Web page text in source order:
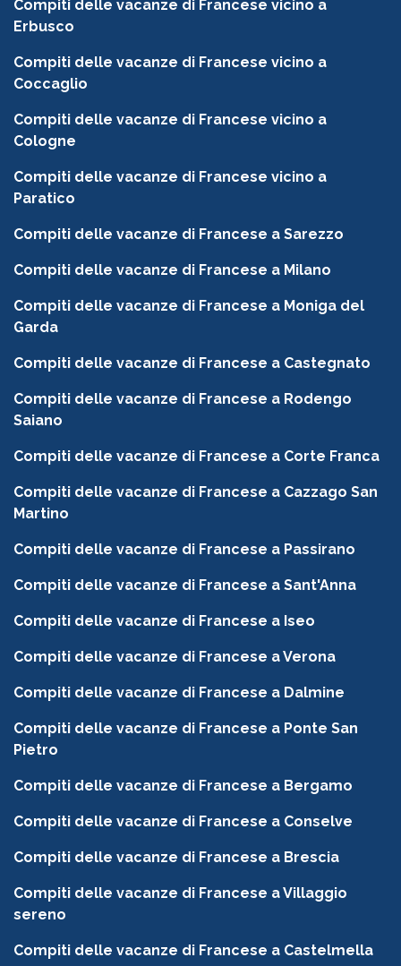
Compiti delle vacanze di Francese vicino a
Erbusco
Compiti delle vacanze di Francese vicino a
Coccaglio
Compiti delle vacanze di Francese vicino a
Cologne
Compiti delle vacanze di Francese vicino a
Paratico
Compiti delle vacanze di Francese a Sarezzo
Compiti delle vacanze di Francese a Milano
Compiti delle vacanze di Francese a Moniga del
Garda
Compiti delle vacanze di Francese a Castegnato
Compiti delle vacanze di Francese a Rodengo
Saiano
Compiti delle vacanze di Francese a Corte Franca
Compiti delle vacanze di Francese a Cazzago San
Martino
Compiti delle vacanze di Francese a Passirano
Compiti delle vacanze di Francese a Sant'Anna
Compiti delle vacanze di Francese a Iseo
Compiti delle vacanze di Francese a Verona
Compiti delle vacanze di Francese a Dalmine
Compiti delle vacanze di Francese a Ponte San
Pietro
Compiti delle vacanze di Francese a Bergamo
Compiti delle vacanze di Francese a Conselve
Compiti delle vacanze di Francese a Brescia
Compiti delle vacanze di Francese a Villaggio
sereno
Compiti delle vacanze di Francese a Castelmella